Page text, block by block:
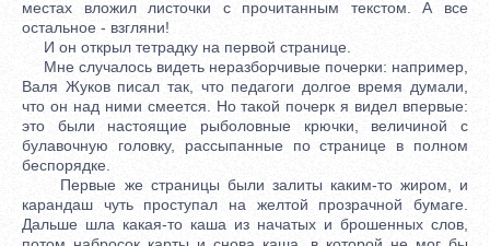
местах вложил листочки с прочитанным текстом. А все
остальное - взгляни!
И он открыл тетрадку на первой странице.
Мне случалось видеть неразборчивые почерки: например,
Валя Жуков писал так, что педагоги долгое время думали,
что он над ними смеется. Но такой почерк я видел впервые:
это были настоящие рыболовные крючки, величиной с
булавочную головку, рассыпанные по странице в полном
беспорядке.
Первые же страницы были залиты каким-то жиром, и
карандаш чуть проступал на желтой прозрачной бумаге.
Дальше шла какая-то каша из начатых и брошенных слов,